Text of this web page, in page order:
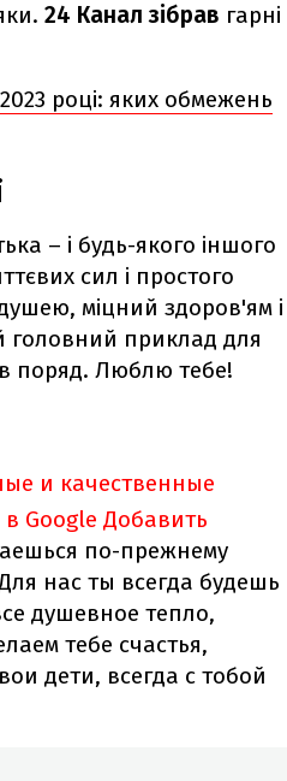
24 Канал зібрав гарні
році: яких обмежень
– і будь-якого іншого
сил і простого
міцний здоров'ям і
головний приклад для
поряд. Люблю тебе!
и качественные
Google Добавить
по-прежнему
нас ты всегда будешь
душевное тепло,
тебе счастья,
дети, всегда с тобой